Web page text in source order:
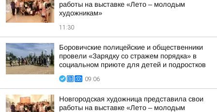
работы на выставке «Лето – молодым
художникам»
11:30
Боровичские полицейские и общественники
провели «Зарядку со стражем порядка» в
социальном приюте для детей и подростков
09:06
Новгородская художница представила свои
работы на выставке «Лето – молодым